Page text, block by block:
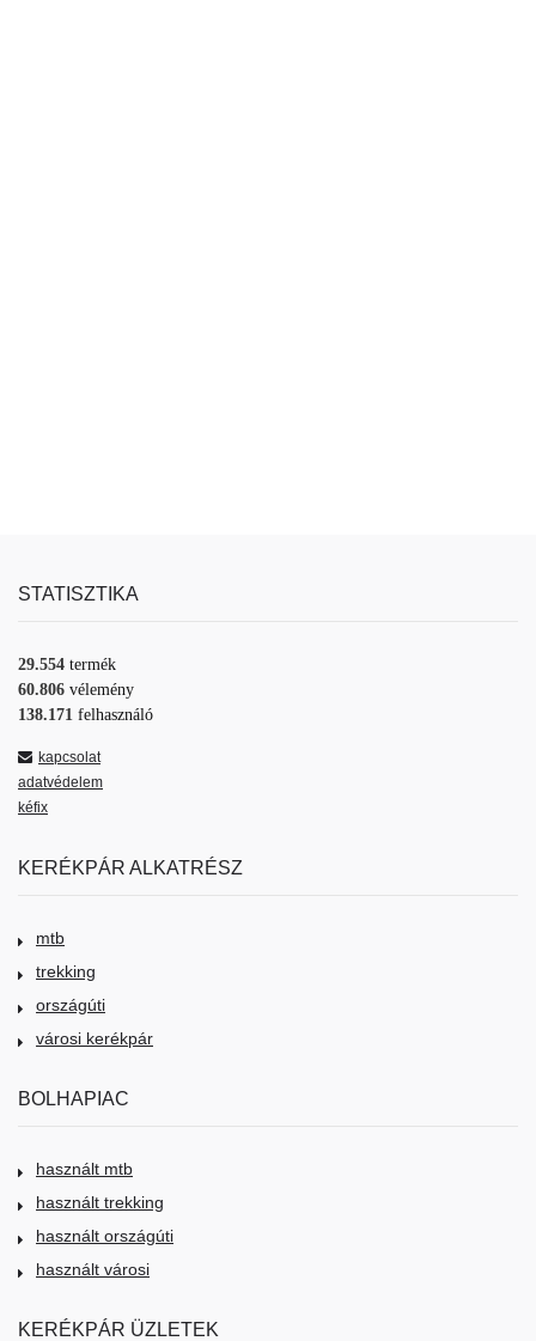
STATISZTIKA
29.554 termék
60.806 vélemény
138.171 felhasználó
kapcsolat
adatvédelem
kéfix
KERÉKPÁR ALKATRÉSZ
mtb
trekking
országúti
városi kerékpár
BOLHAPIAC
használt mtb
használt trekking
használt országúti
használt városi
KERÉKPÁR ÜZLETEK